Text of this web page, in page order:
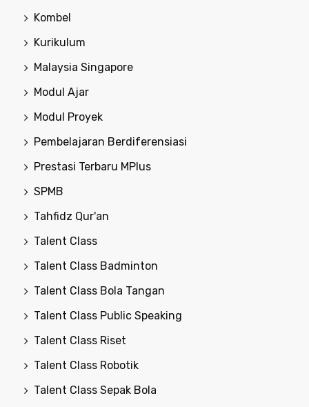
Kombel
Kurikulum
Malaysia Singapore
Modul Ajar
Modul Proyek
Pembelajaran Berdiferensiasi
Prestasi Terbaru MPlus
SPMB
Tahfidz Qur'an
Talent Class
Talent Class Badminton
Talent Class Bola Tangan
Talent Class Public Speaking
Talent Class Riset
Talent Class Robotik
Talent Class Sepak Bola